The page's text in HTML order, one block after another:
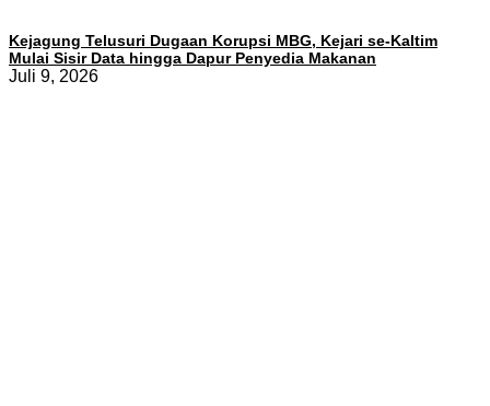
Kejagung Telusuri Dugaan Korupsi MBG, Kejari se-Kaltim
Mulai Sisir Data hingga Dapur Penyedia Makanan
Juli 9, 2026